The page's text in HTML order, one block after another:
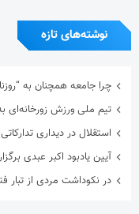
نوشته‌های تازه
چرا جامعه همچنان به
تیم ملی ورزش زورخانه‌ای
استقلال در دیداری
آیین یادبود اکبر عبدی
در نکوداشت مردی از تبار